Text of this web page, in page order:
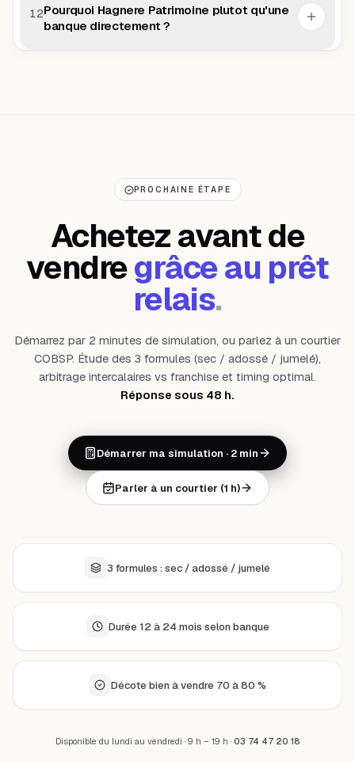
12Pourquoi Hagnere Patrimoine plutot qu'une
banque directement ?
PROCHAINE ÉTAPE
Achetez avant de
vendregrâce au prêt
relais.
Démarrez par 2 minutes de simulation, ou parlez à un courtier
COBSP. Étude des 3 formules (sec / adossé / jumelé),
arbitrage intercalaires vs franchise et timing optimal.
Réponse sous 48 h.
Démarrer ma simulation · 2 min
Parler à un courtier (1 h)
3 formules : sec / adossé / jumelé
Durée 12 à 24 mois selon banque
Décote bien à vendre 70 à 80 %
Disponible du lundi au vendredi · 9 h – 19 h · 03 74 47 20 18